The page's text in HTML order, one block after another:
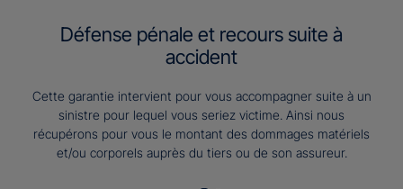
Défense pénale et recours suite à
accident
Cette garantie intervient pour vous accompagner suite à un
sinistre pour lequel vous seriez victime. Ainsi nous
récupérons pour vous le montant des dommages matériels
et/ou corporels auprès du tiers ou de son assureur.